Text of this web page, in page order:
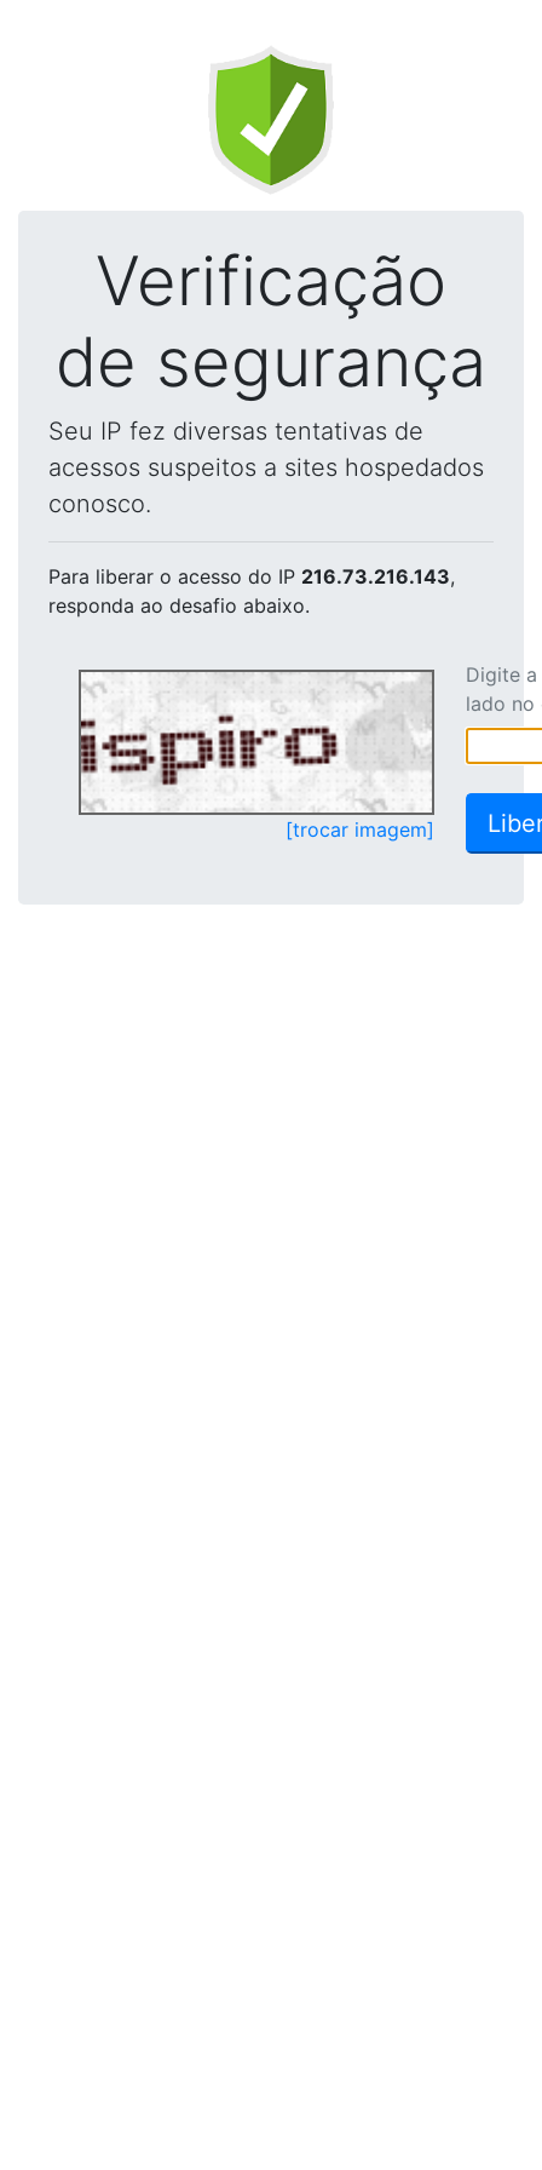
Verificação
de segurança
Seu IP fez diversas tentativas de
acessos suspeitos a sites hospedados
conosco.
Para liberar o acesso do IP 216.73.216.143,
responda ao desafio abaixo.
[trocar imagem]
Digite
lado no